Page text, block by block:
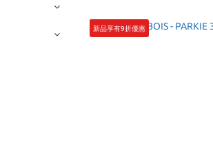
新品享有9折優惠